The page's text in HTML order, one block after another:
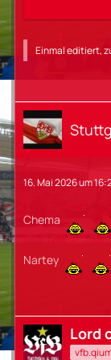
Einmal editiert,
16. Mai 2026 um
Chema
Nartey
Lord